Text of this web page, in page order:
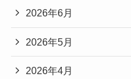
2026年6月
2026年5月
2026年4月